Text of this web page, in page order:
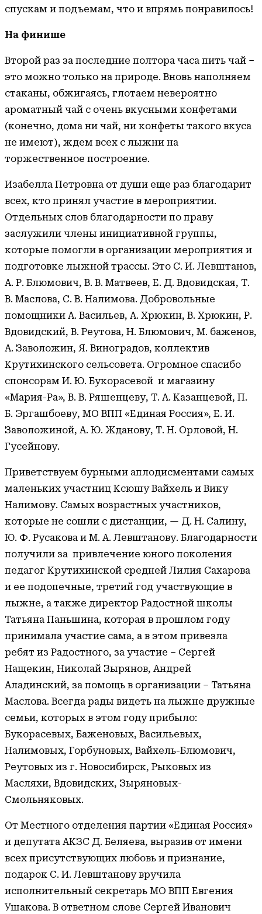
спускам и подъемам, что и впрямь понравилось!
На финише
Второй раз за последние полтора часа пить чай –
это можно только на природе. Вновь наполняем
стаканы, обжигаясь, глотаем невероятно
ароматный чай с очень вкусными конфетами
(конечно, дома ни чай, ни конфеты такого вкуса
не имеют), ждем всех с лыжни на
торжественное построение.
Изабелла Петровна от души еще раз благодарит
всех, кто принял участие в мероприятии.
Отдельных слов благодарности по праву
заслужили члены инициативной группы,
которые помогли в организации мероприятия и
подготовке лыжной трассы. Это С. И. Левштанов,
А. Р. Блюмович, В. В. Матвеев, Е. Д. Вдовидская, Т.
В. Маслова, С. В. Налимова. Добровольные
помощники А. Васильев, А. Хрюкин, В. Хрюкин, Р.
Вдовидский, В. Реутова, Н. Блюмович, М. баженов,
А. Заволожин, Я. Виноградов, коллектив
Крутихинского сельсовета. Огромное спасибо
спонсорам И. Ю. Букорасевой и магазину
«Мария-Ра», В. В. Ряшенцеву, Т. А. Казанцевой, П.
Б. Эргашбоеву, МО ВПП «Единая Россия», Е. И.
Заволожиной, А. Ю. Жданову, Т. Н. Орловой, Н.
Гусейнову.
Приветствуем бурными аплодисментами самых
маленьких участниц Ксюшу Вайхель и Вику
Налимову. Самых возрастных участников,
которые не сошли с дистанции, — Д. Н. Салину,
Ю. Ф. Русакова и М. А. Левштанову. Благодарности
получили за привлечение юного поколения
педагог Крутихинской средней Лилия Сахарова
и ее подопечные, третий год участвующие в
лыжне, а также директор Радостной школы
Татьяна Паньшина, которая в прошлом году
принимала участие сама, а в этом привезла
ребят из Радостного, за участие – Сергей
Нащекин, Николай Зырянов, Андрей
Аладинский, за помощь в организации – Татьяна
Маслова. Всегда рады видеть на лыжне дружные
семьи, которых в этом году прибыло:
Букорасевых, Баженовых, Васильевых,
Налимовых, Горбуновых, Вайхель-Блюмович,
Реутовых из г. Новосибирск, Рыковых из
Масляхи, Вдовидских, Зыряновых-
Смольняковых.
От Местного отделения партии «Единая Россия»
и депутата АКЗС Д. Беляева, выразив от имени
всех присутствующих любовь и признание,
подарок С. И. Левштанову вручила
исполнительный секретарь МО ВПП Евгения
Ушакова. В ответном слове Сергей Иванович